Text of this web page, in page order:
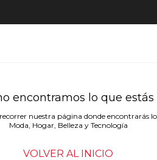
encontramos lo que estás
nuestra página donde encontrarás
Moda, Hogar, Belleza y Tecnología
VOLVER AL INICIO